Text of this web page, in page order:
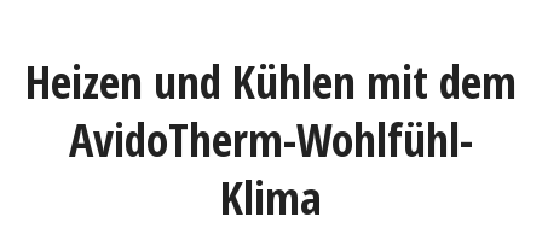
Heizen und Kühlen mit dem
AvidoTherm-Wohlfühl-
Klima